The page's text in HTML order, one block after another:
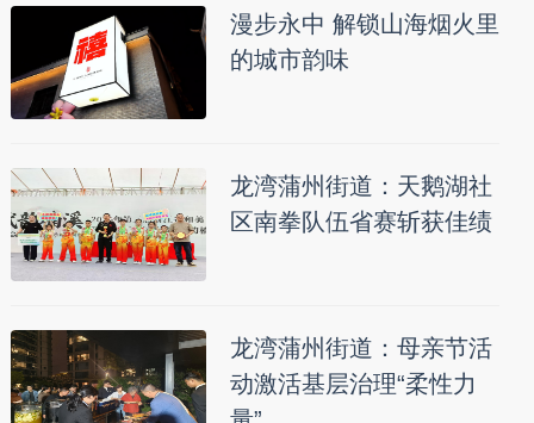
漫步永中 解锁山海烟火里
的城市韵味
龙湾蒲州街道：天鹅湖社
区南拳队伍省赛斩获佳绩
龙湾蒲州街道：母亲节活
动激活基层治理“柔性力